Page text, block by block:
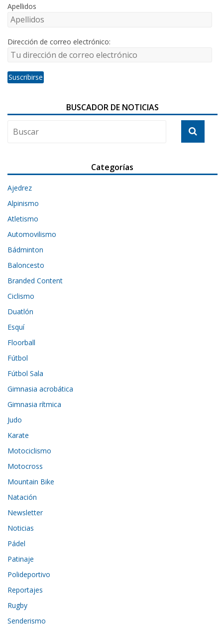
Apellidos
Dirección de correo electrónico:
BUSCADOR DE NOTICIAS
Categorías
Ajedrez
Alpinismo
Atletismo
Automovilismo
Bádminton
Baloncesto
Branded Content
Ciclismo
Duatlón
Esquí
Floorball
Fútbol
Fútbol Sala
Gimnasia acrobática
Gimnasia rítmica
Judo
Karate
Motociclismo
Motocross
Mountain Bike
Natación
Newsletter
Noticias
Pádel
Patinaje
Polideportivo
Reportajes
Rugby
Senderismo